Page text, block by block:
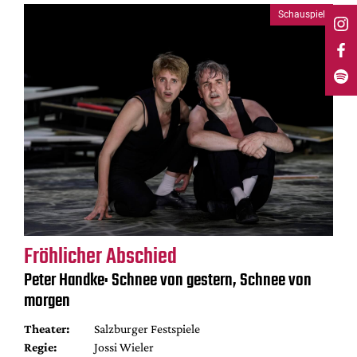
Schauspiel
Fröhlicher Abschied
Peter Handke: Schnee von gestern, Schnee von
morgen
Theater:
Salzburger Festspiele
Regie:
Jossi Wieler